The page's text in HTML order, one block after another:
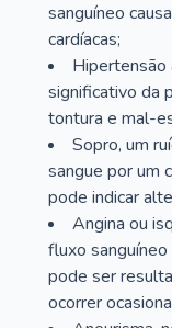
sanguíneo
cardíacas;
Hipertensão
significativo da
tontura e mal-
Sopro, um
sangue por um
pode indicar
Angina ou
fluxo
pode ser
ocorrer